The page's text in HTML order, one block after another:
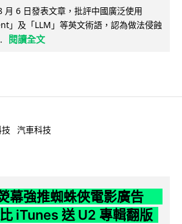
月 6 日發表文章，批評中國廣泛使用
」及「LLM」等英文術語，認為做法侵蝕
閱讀全文
汽車科技
幕強推蜘蛛俠電影廣告
iTunes 送 U2 專輯翻版